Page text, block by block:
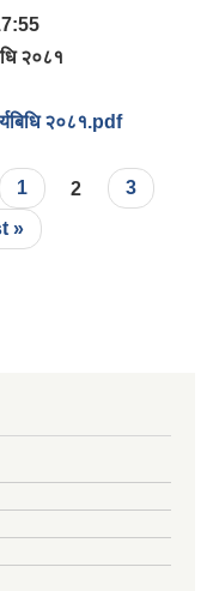
२०८१
२०८१.pdf
1 2
3
»